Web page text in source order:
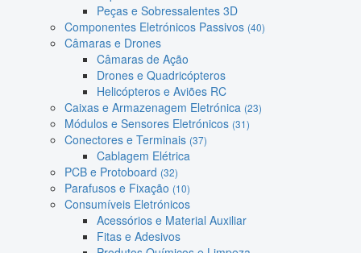
Peças e Sobressalentes 3D
Componentes Eletrónicos Passivos (40)
Câmaras e Drones
Câmaras de Ação
Drones e Quadricópteros
Helicópteros e Aviões RC
Caixas e Armazenagem Eletrónica (23)
Módulos e Sensores Eletrónicos (31)
Conectores e Terminais (37)
Cablagem Elétrica
PCB e Protoboard (32)
Parafusos e Fixação (10)
Consumíveis Eletrónicos
Acessórios e Material Auxiliar
Fitas e Adesivos